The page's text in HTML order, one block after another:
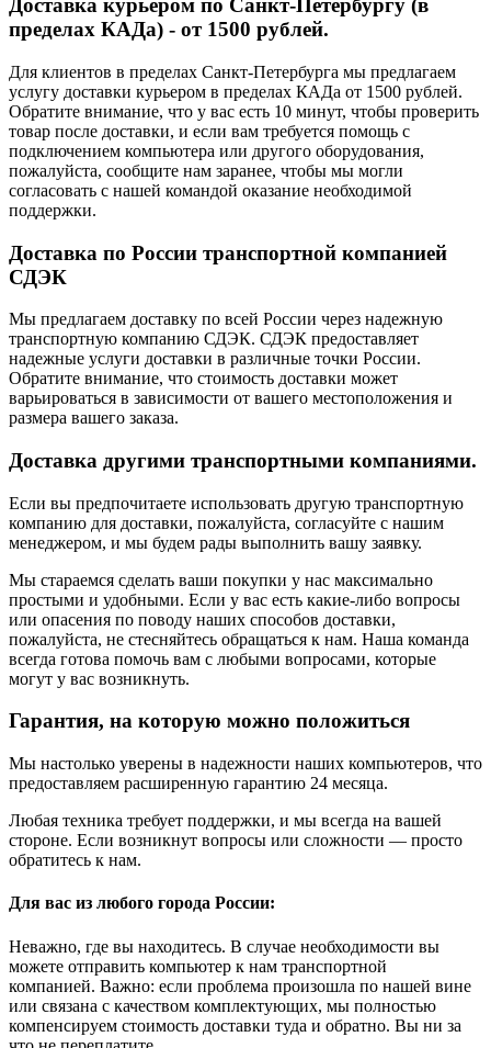
Доставка курьером по Санкт-Петербургу (в
пределах КАДа) - от 1500 рублей.
Для клиентов в пределах Санкт-Петербурга мы предлагаем
услугу доставки курьером в пределах КАДа от 1500 рублей.
Обратите внимание, что у вас есть 10 минут, чтобы проверить
товар после доставки, и если вам требуется помощь с
подключением компьютера или другого оборудования,
пожалуйста, сообщите нам заранее, чтобы мы могли
согласовать с нашей командой оказание необходимой
поддержки.
Доставка по России транспортной компанией
СДЭК
Мы предлагаем доставку по всей России через надежную
транспортную компанию СДЭК. СДЭК предоставляет
надежные услуги доставки в различные точки России.
Обратите внимание, что стоимость доставки может
варьироваться в зависимости от вашего местоположения и
размера вашего заказа.
Доставка другими транспортными компаниями.
Если вы предпочитаете использовать другую транспортную
компанию для доставки, пожалуйста, согласуйте с нашим
менеджером, и мы будем рады выполнить вашу заявку.
Мы стараемся сделать ваши покупки у нас максимально
простыми и удобными. Если у вас есть какие-либо вопросы
или опасения по поводу наших способов доставки,
пожалуйста, не стесняйтесь обращаться к нам. Наша команда
всегда готова помочь вам с любыми вопросами, которые
могут у вас возникнуть.
Гарантия, на которую можно положиться
Мы настолько уверены в надежности наших компьютеров, что
предоставляем расширенную гарантию 24 месяца.
Любая техника требует поддержки, и мы всегда на вашей
стороне. Если возникнут вопросы или сложности — просто
обратитесь к нам.
Для вас из любого города России:
Неважно, где вы находитесь. В случае необходимости вы
можете отправить компьютер к нам транспортной
компанией. Важно: если проблема произошла по нашей вине
или связана с качеством комплектующих, мы полностью
компенсируем стоимость доставки туда и обратно. Вы ни за